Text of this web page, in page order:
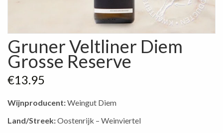
Gruner Veltliner Diem
Grosse Reserve
€13.95
Wijnproducent:Weingut Diem
Land/Streek:Oostenrijk – Weinviertel